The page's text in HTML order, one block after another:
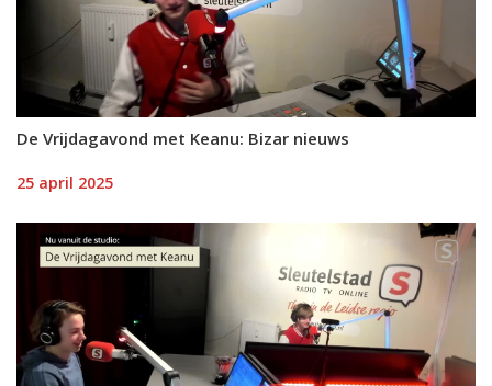
De Vrijdagavond met Keanu: Bizar nieuws
25 april 2025